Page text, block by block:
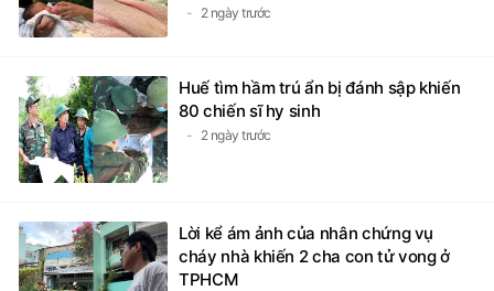
2 ngày trước
Huế tìm hầm trú ẩn bị đánh sập khiến
80 chiến sĩ hy sinh
2 ngày trước
Lời kể ám ảnh của nhân chứng vụ
cháy nhà khiến 2 cha con tử vong ở
TPHCM